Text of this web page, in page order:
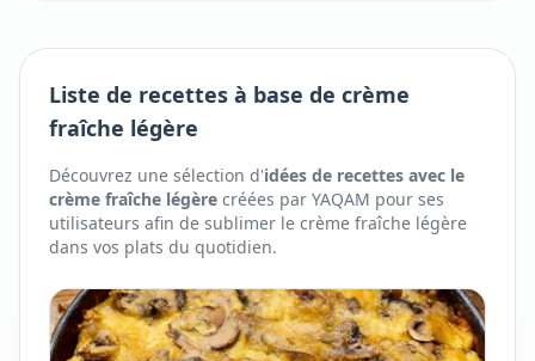
Liste de recettes à base de crème
fraîche légère
Découvrez une sélection d'idées de recettes avec le
crème fraîche légère créées par YAQAM pour ses
utilisateurs afin de sublimer le crème fraîche légère
dans vos plats du quotidien.